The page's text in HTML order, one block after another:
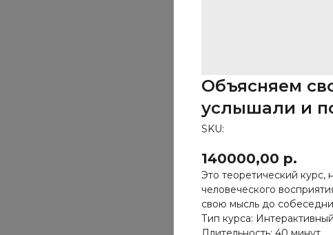
Объясняем
услышали и
SKU:
140000,00 р.
Это теоретический
человеческого
свою мысль до
Тип курса: